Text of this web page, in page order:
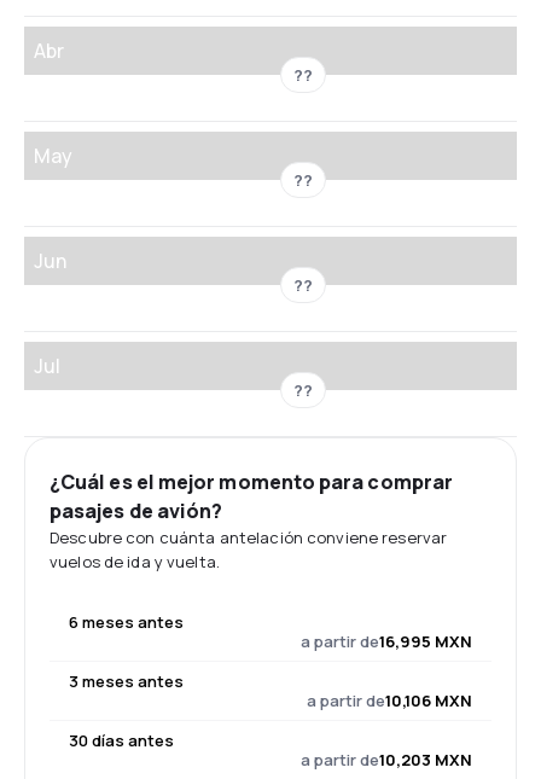
Abr
??
May
??
Jun
??
Jul
??
¿Cuál es el mejor momento para comprar
pasajes de avión?
Descubre con cuánta antelación conviene reservar
vuelos de ida y vuelta.
6 meses antes
a partir de16,995 MXN
3 meses antes
a partir de10,106 MXN
30 días antes
a partir de10,203 MXN